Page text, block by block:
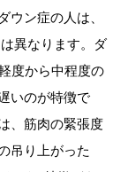
ウン症の人は、
異なります。ダ
度から中程度の
いのが特徴で
、筋肉の緊張度
吊り上がった